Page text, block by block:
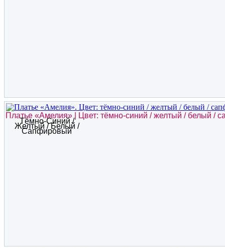
Платье «Амелия» | Цвет: тёмно-синий / желтый / белый /
Тёмно-Синий /
Желтый / Белый /
Сапфировый